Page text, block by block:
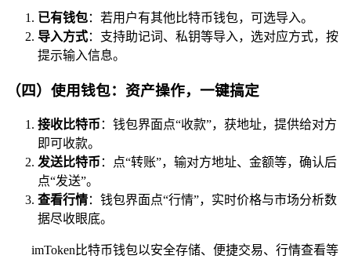
已有钱包：若用户有其他比特币钱包，可选导入。
导入方式：支持助记词、私钥等导入，选对应方式，按
提示输入信息。
（四）使用钱包：资产操作，一键搞定
接收比特币 ：钱包界面点“收款”，获地址，提供给对方
即可收款。
发送比特币 ：点“转账”，输对方地址、金额等，确认后
点“发送”。
查看行情：钱包界面点“行情”，实时价格与市场分析数
据尽收眼底。
imToken比特币钱包以安全存储、便捷交易、行情查看等